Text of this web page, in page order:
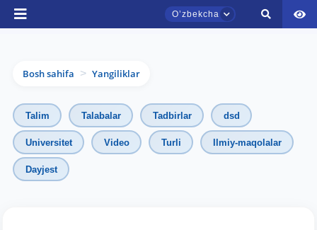
Oʼzbekcha
Bosh sahifa > Yangiliklar
Talim Talabalar Tadbirlar dsd
Universitet Video Turli Ilmiy-maqolalar
DayjestTDYU qabul murojaatlari chati
Onlayn